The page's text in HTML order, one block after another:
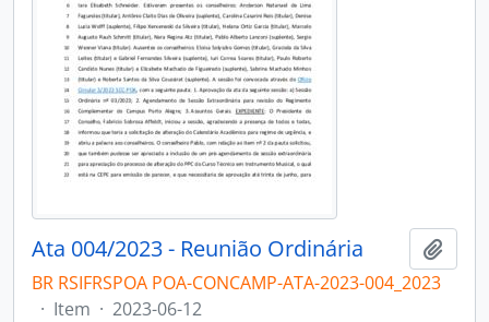
Ata 004/2023 - Reunião Ordinária
BR RSIFRSPOA POA-CONCAMP-ATA-2023-004_2023
· Item · 2023-06-12